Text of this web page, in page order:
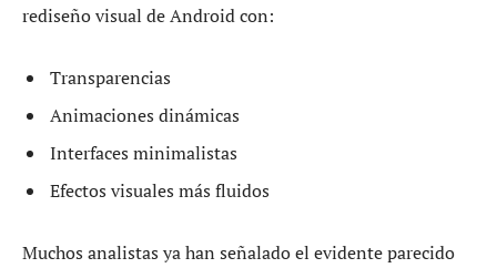
rediseño visual de Android con:
Transparencias
Animaciones dinámicas
Interfaces minimalistas
Efectos visuales más fluidos
Muchos analistas ya han señalado el evidente parecido